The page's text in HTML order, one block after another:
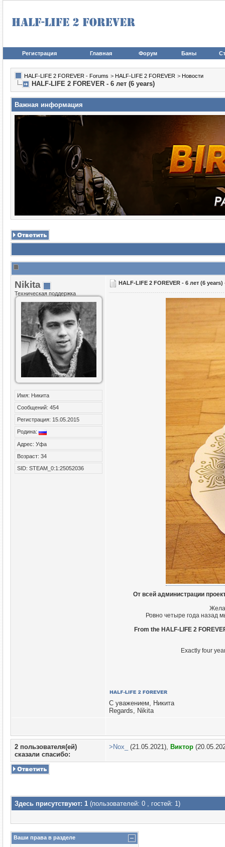
Регистрация Главная Форум Баны
HALF-LIFE 2 FOREVER - Forums > HALF-LIFE 2 FOREVER > Новости
HALF-LIFE 2 FOREVER - 6 лет (6 years)
Важная информация
Nikita
Техническая поддержка
Имя: Никита
Сообщений: 454
Регистрация: 15.05.2015
Родина:
Адрес: Уфа
Возраст: 34
SID: STEAM_0:1:25052036
HALF-LIFE 2 FOREVER - 6 лет (6
От всей администрации
Ровно четыре года назад
From the HALF-LIFE 2
Exactly four
С уважением, Никита
Regards, Nikita
2 пользователя(ей)
сказали cпасибо:
>Nox_ (21.05.2021), Виктор
Здесь присутствуют: 1 (пользователей: 0 , гостей: 1)
Ваши права в разделе